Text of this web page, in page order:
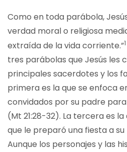
Como en toda parábola,
verdad moral o religiosa
extraída de la vida corriente.”1
tres parábolas que Jesús les
principales sacerdotes y los
primera es la que se enfoca
convidados por su padre
(Mt 21:28-32). La tercera es
que le preparó una fiesta a su
Aunque los personajes y las